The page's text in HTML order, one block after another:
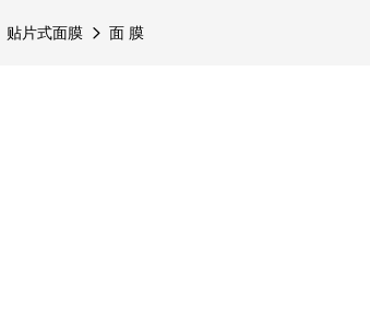
贴片式面膜 面 膜